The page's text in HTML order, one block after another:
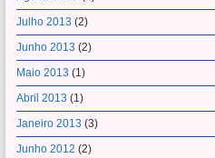
Julho 2013 (2)
Junho 2013 (2)
Maio 2013 (1)
Abril 2013 (1)
Janeiro 2013 (3)
Junho 2012 (2)